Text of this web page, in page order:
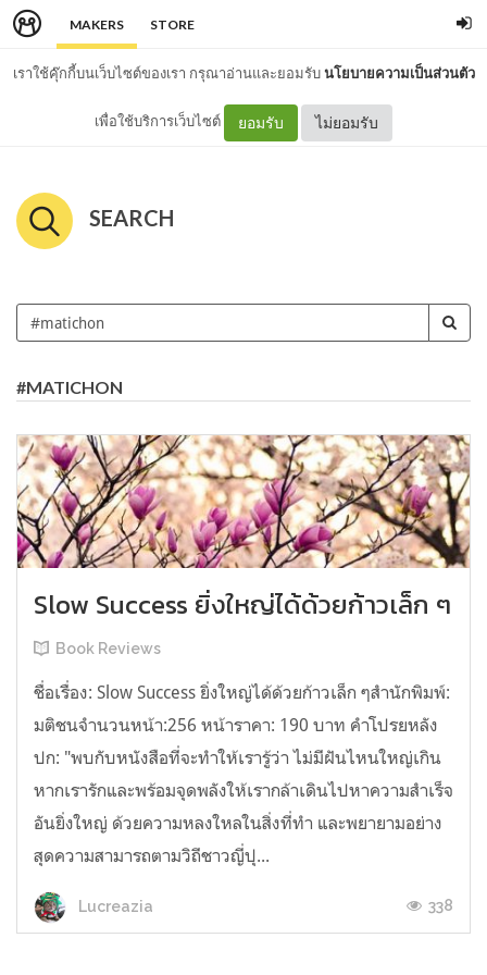
MAKERS STORE
เราใช้คุ๊กกี้บนเว็บไซต์ของเรา กรุณาอ่านและยอมรับนโยบายความเป็นส่วนตัว
เพื่อใช้บริการเว็บไซต์ ยอมรับ ไม่ยอมรับ
SEARCH
#MATICHON
Slow Success ยิ่งใหญ่ได้ด้วยก้าวเล็ก ๆ
Book Reviews
ชื่อเรื่อง: Slow Success ยิ่งใหญ่ได้ด้วยก้าวเล็ก ๆสำนักพิมพ์:
มติชนจำนวนหน้า:256 หน้าราคา: 190 บาท คำโปรยหลัง
ปก: "พบกับหนังสือที่จะทำให้เรารู้ว่า ไม่มีฝันไหนใหญ่เกิน
หากเรารักและพร้อมจุดพลังให้เรากล้าเดินไปหาความสำเร็จ
อันยิ่งใหญ่ ด้วยความหลงใหลในสิ่งที่ทำ และพยายามอย่าง
สุดความสามารถตามวิถีชาวญี่ปุ...
Lucreazia 338